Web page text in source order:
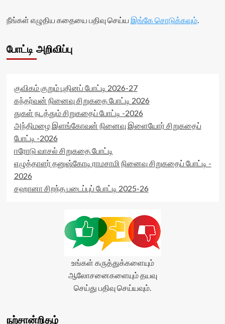
நீங்கள் எழுதிய கதையை பதிவு செய்ய இங்கே சொடுக்கவும்.
போட்டி அறிவிப்பு
குவிகம் குறும் புதினப் போட்டி 2026-27
கந்தர்வன் நினைவு சிறுகதை போட்டி 2026
துகள் நடத்தும் சிறுகதைப் போட்டி -2026
அந்திமழை இளங்கோவன் நினைவு இளையோர் சிறுகதைப்
போட்டி -2026
ஈரோடு வாசல் சிறுகதை போட்டி
எழுத்தாளர் தனுஷ்கோடி ராமசாமி நினைவு சிறுகதைப் போட்டி -
2026
சஹானா சிறந்த படைப்புப் போட்டி 2025-26
உங்கள் கருத்துக்களையும்
ஆலோசனைகளையும் தயவு
செய்து பதிவு செய்யவும்.
நற்சான்றிதழ்